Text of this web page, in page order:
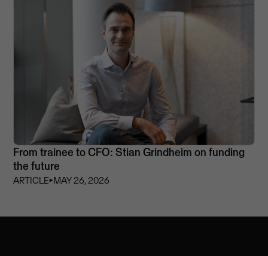
From trainee to CFO: Stian Grindheim on funding
the future
ARTICLE⏵MAY 26, 2026